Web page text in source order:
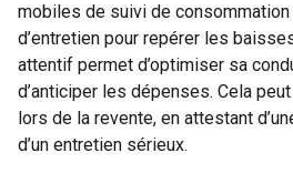
mobiles de suivi de
d’entretien pour repérer les
attentif permet d’optimiser sa
d’anticiper les dépenses. Cela
lors de la revente, en attestant
d’un entretien sérieux.